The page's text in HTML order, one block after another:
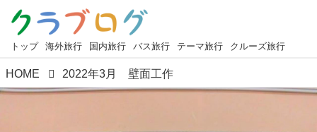
トップ 海外旅行 国内旅行 バス旅行 テーマ旅行 クルーズ旅行
HOME 2022年3月 壁面工作